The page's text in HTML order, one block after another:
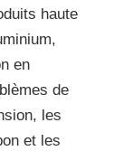
haute
en
de
les
et les